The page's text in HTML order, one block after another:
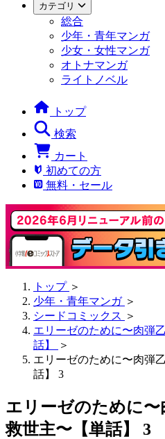
カテゴリ
総合
少年・青年マンガ
少女・女性マンガ
オトナマンガ
ライトノベル
トップ
検索
カート
初めての方
無料・セール
トップ ＞
少年・青年マンガ ＞
シードコミックス ＞
エリーゼのために〜肉弾
話】
＞
エリーゼのために〜肉弾
話】 3
エリーゼのために〜
救世主〜【単話】 3